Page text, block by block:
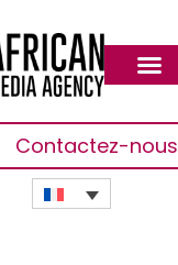
Contactez-nous